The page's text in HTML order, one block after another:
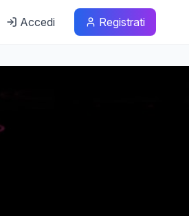
Accedi Registrati